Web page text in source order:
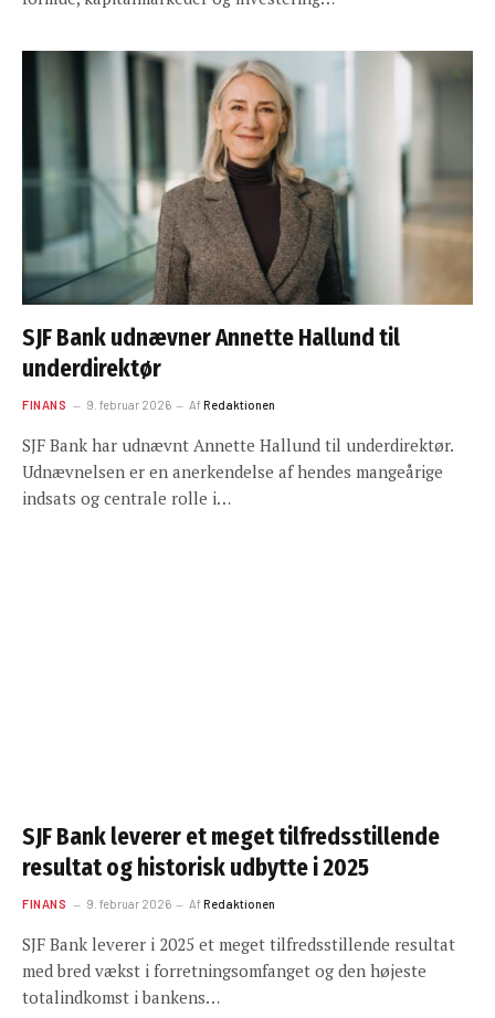
SJF Bank udnævner Annette Hallund til
underdirektør
FINANS 9. februar 2026 AfRedaktionen
SJF Bank har udnævnt Annette Hallund til underdirektør.
Udnævnelsen er en anerkendelse af hendes mangeårige
indsats og centrale rolle i…
SJF Bank leverer et meget tilfredsstillende
resultat og historisk udbytte i 2025
FINANS 9. februar 2026 AfRedaktionen
SJF Bank leverer i 2025 et meget tilfredsstillende resultat
med bred vækst i forretningsomfanget og den højeste
totalindkomst i bankens…